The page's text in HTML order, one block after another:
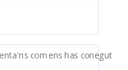
com ens has conegut